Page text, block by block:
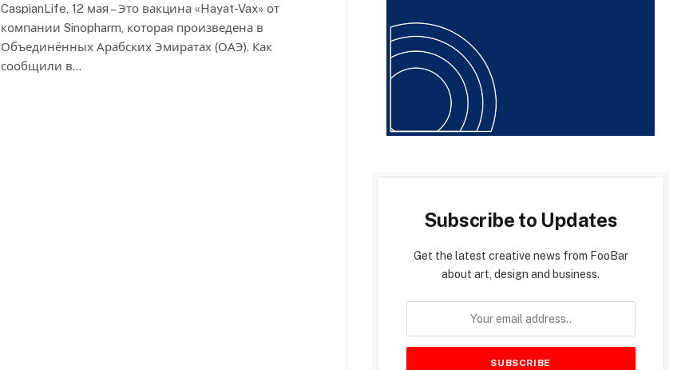
CaspianLife, 12 мая – Это вакцина «Hayat-Vax» от
компании Sinopharm, которая произведена в
Объединённых Арабских Эмиратах (ОАЭ). Как
сообщили в…
Subscribe to Updates
Get the latest creative news from FooBar
about art, design and business.